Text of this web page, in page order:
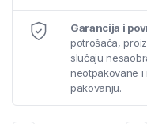
Garancija i
potrošača,
slučaju
neotpakovane i
pakovanju.